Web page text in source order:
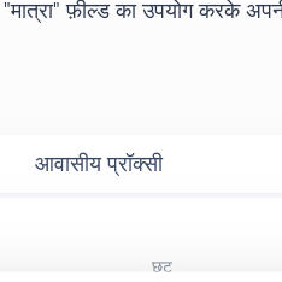
फ़ील्ड का उपयोग करके
आवासीय प्रॉक्सी
छूट